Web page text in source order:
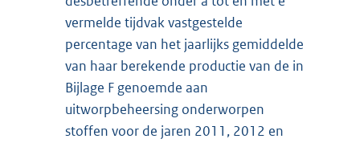
vermelde tijdvak vastgestelde
percentage van het jaarlijks gemiddelde
van haar berekende productie van de in
Bijlage F genoemde aan
uitworpbeheersing onderworpen
stoffen voor de jaren 2011, 2012 en